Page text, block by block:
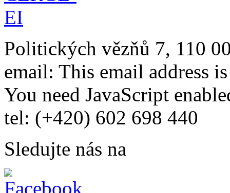
Politických vězňů 7, 110
email: This email address
You need JavaScript
tel: (+420) 602 698 440
Sledujte nás na